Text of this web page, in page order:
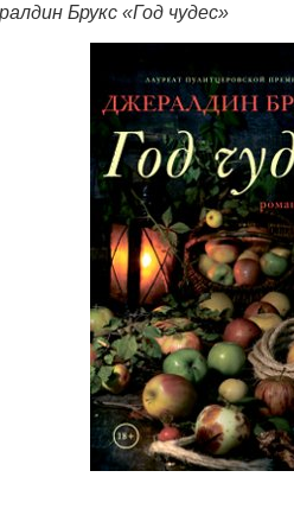
Брукс «Год чудес»